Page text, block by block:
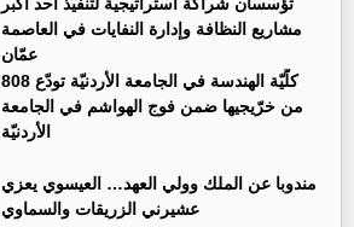
مشاريع النظافة وإدارة النفايات في العاصمة
عمّان
كلّيّة الهندسة في الجامعة الأردنيّة تودّع 808
من خرّيجيها ضمن فوج الهواشم في الجامعة
الأردنيّة
مندوبا عن الملك وولي العهد… العيسوي يعزي
عشيرني الزريقات والسماوي